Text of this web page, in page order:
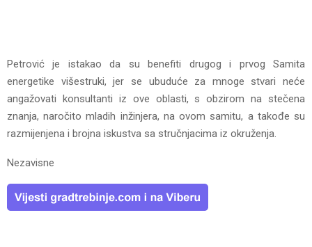
Petrović je istakao da su benefiti drugog i prvog Samita
energetike višestruki, jer se ubuduće za mnoge stvari neće
angažovati konsultanti iz ove oblasti, s obzirom na stečena
znanja, naročito mladih inžinjera, na ovom samitu, a takođe su
razmijenjena i brojna iskustva sa stručnjacima iz okruženja.
Nezavisne